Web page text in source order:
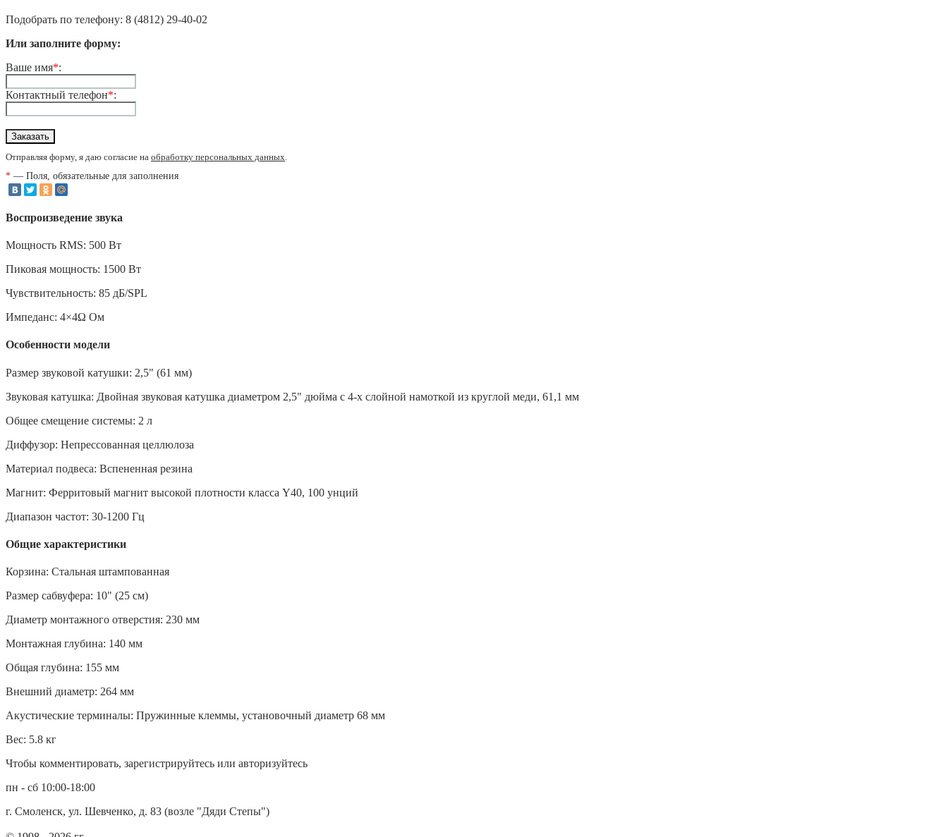
Подобрать по телефону: 8 (4812) 29-40-02
Или заполните форму:
Ваше имя*:
Контактный телефон*:
Отправляя форму, я даю согласие на обработку персональных данных.
* — Поля, обязательные для заполнения
Воспроизведение звука
Мощность RMS: 500 Вт
Пиковая мощность: 1500 Вт
Чувствительность: 85 дБ/SPL
Импеданс: 4×4Ω Ом
Особенности модели
Размер звуковой катушки: 2,5" (61 мм)
Звуковая катушка: Двойная звуковая катушка диаметром 2,5" дюйма с 4-х слойной намоткой из круглой меди, 61,1 мм
Общее смещение системы: 2 л
Диффузор: Непрессованная целлюлоза
Материал подвеса: Вспененная резина
Магнит: Ферритовый магнит высокой плотности класса Y40, 100 унций
Диапазон частот: 30-1200 Гц
Общие характеристики
Корзина: Стальная штампованная
Размер сабвуфера: 10" (25 см)
Диаметр монтажного отверстия: 230 мм
Монтажная глубина: 140 мм
Общая глубина: 155 мм
Внешний диаметр: 264 мм
Акустические терминалы: Пружинные клеммы, установочный диаметр 68 мм
Вес: 5.8 кг
Чтобы комментировать, зарегистрируйтесь или авторизуйтесь
пн - сб 10:00-18:00
г. Смоленск, ул. Шевченко, д. 83 (возле "Дяди Степы")